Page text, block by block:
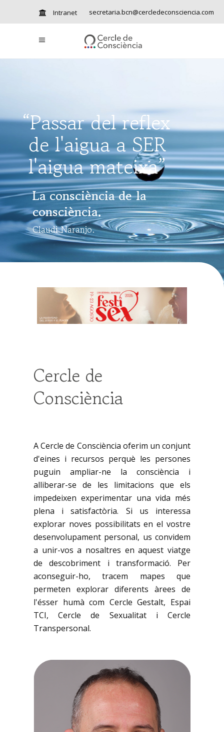
Intranet secretaria.bcn@cercledeconsciencia.com
“Passar del reflex
de l'aigua a SER
l'aigua mateixa”
La consciència de la
consciència.
Claudi Naranjo.
Cercle de
Consciència
A Cercle de Consciència oferim un conjunt
d'eines i recursos perquè les persones
puguin ampliar-ne la consciència i
alliberar-se de les limitacions que els
impedeixen experimentar una vida més
plena i satisfactòria. Si us interessa
explorar noves possibilitats en el vostre
desenvolupament personal, us convidem
a unir-vos a nosaltres en aquest viatge
de descobriment i transformació. Per
aconseguir-ho, tracem mapes que
permeten explorar diferents àrees de
l'ésser humà com Cercle Gestalt, Espai
TCI, Cercle de Sexualitat i Cercle
Transpersonal.